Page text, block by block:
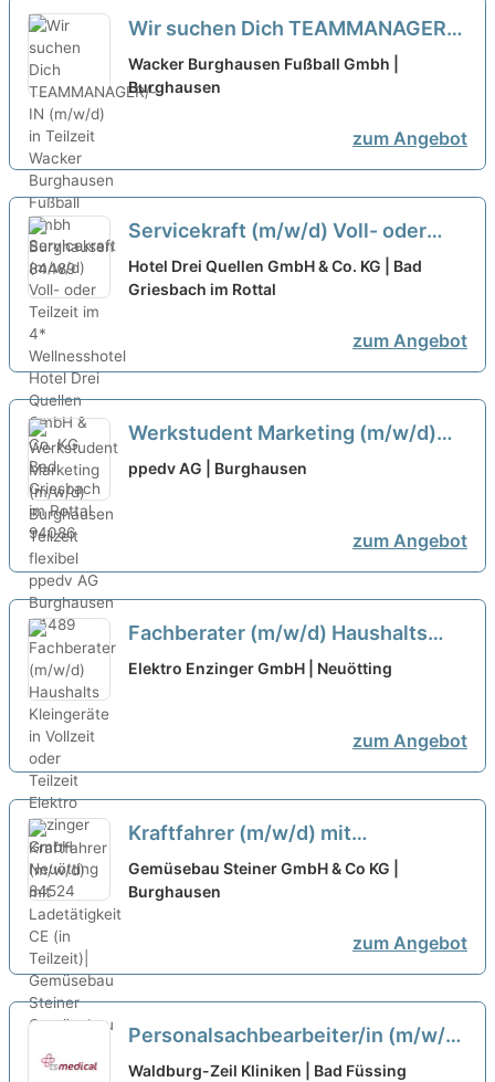
Wir suchen Dich TEAMMANAGER/-
IN (m/w/d) in Teilzeit neu
Wacker Burghausen Fußball Gmbh |
Burghausen
zum Angebot
Servicekraft (m/w/d) Voll- oder
Teilzeit im 4* Wellnesshotel neu
Hotel Drei Quellen GmbH & Co. KG | Bad
Griesbach im Rottal
zum Angebot
Werkstudent Marketing (m/w/d)
Burghausen Teilzeit flexibel
ppedv AG | Burghausen
zum Angebot
Fachberater (m/w/d) Haushalts
Kleingeräte in Vollzeit oder Teilzeit
Elektro Enzinger GmbH | Neuötting
zum Angebot
Kraftfahrer (m/w/d) mit
Ladetätigkeit CE (in Teilzeit)|
Gemüsebau Steiner
Gemüsebau Steiner GmbH & Co KG |
Burghausen
zum Angebot
Personalsachbearbeiter/in (m/w/d)
in Teilzeit (60%) neu
Waldburg-Zeil Kliniken | Bad Füssing